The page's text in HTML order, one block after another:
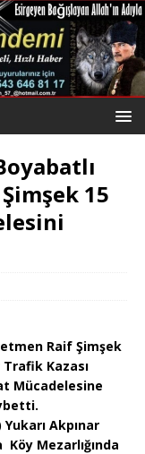
15
Raif Şimşek
Trafik Kazası
Mücadelesine
Akpınar
Mezarlığında